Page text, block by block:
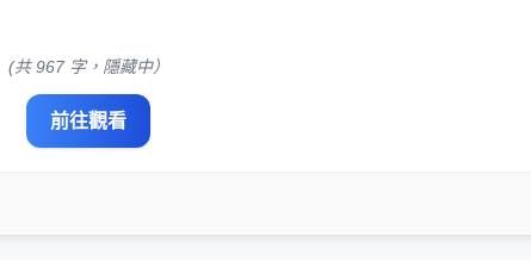
(共 967 字，隱藏中）
前往觀看